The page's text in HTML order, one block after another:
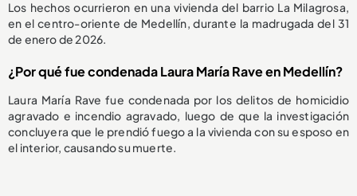
Los hechos ocurrieron en una vivienda del barrio La Milagrosa,
en el centro-oriente de Medellín, durante la madrugada del 31
de enero de 2026.
¿Por qué fue condenada Laura María Rave en Medellín?
Laura María Rave fue condenada por los delitos de homicidio
agravado e incendio agravado, luego de que la investigación
concluyera que le prendió fuego a la vivienda con su esposo en
el interior, causando su muerte.